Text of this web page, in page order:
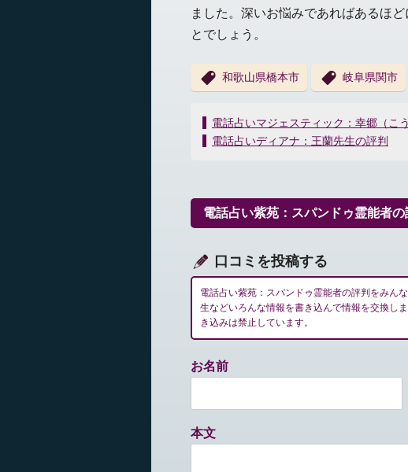
ました。深いお悩みであればあるほ
とでしょう。
和歌山県橋本市 岐阜県関市
投
稿
ー
シ
ン
電話占いマジェスティック：幸郷（こ
電話占いディアナ：王蘭先生の評判
電話占い紫苑：スパンドゥ霊能者の
口コミを投稿する
電話占い紫苑：スパンドゥ霊能者の評判をみん
生などいろんな情報を書き込んで情報を交換し
き込みは禁止しています。
お名前
本文